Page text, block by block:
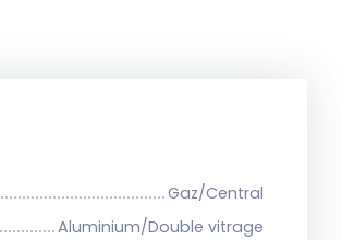
Gaz/Central
Aluminium/Double vitrage